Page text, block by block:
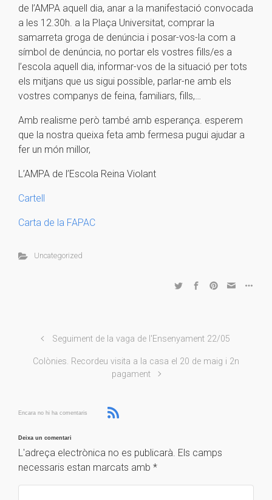
de l’AMPA aquell dia, anar a la manifestació convocada
a les 12.30h. a la Plaça Universitat, comprar la
samarreta groga de denúncia i posar-vos-la com a
símbol de denúncia, no portar els vostres fills/es a
l’escola aquell dia, informar-vos de la situació per tots
els mitjans que us sigui possible, parlar-ne amb els
vostres companys de feina, familiars, fills,…
Amb realisme però també amb esperança. esperem
que la nostra queixa feta amb fermesa pugui ajudar a
fer un món millor,
L’AMPA de l’Escola Reina Violant
Cartell
Carta de la FAPAC
Uncategorized
Seguiment de la vaga de l'Ensenyament 22/05
Colònies. Recordeu visita a la casa el 20 de maig i 2n
pagament
Encara no hi ha comentaris
Deixa un comentari
L'adreça electrònica no es publicarà. Els camps
necessaris estan marcats amb *